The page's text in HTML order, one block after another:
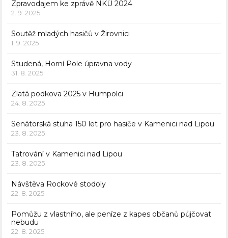
Zpravodajem ke zprávě NKÚ 2024
2. 9. 2025
Soutěž mladých hasičů v Žirovnici
1. 9. 2025
Studená, Horní Pole úpravna vody
31. 8. 2025
Zlatá podkova 2025 v Humpolci
24. 8. 2025
Senátorská stuha 150 let pro hasiče v Kamenici nad Lipou
23. 8. 2025
Tatrování v Kamenici nad Lipou
23. 8. 2025
Návštěva Rockové stodoly
22. 8. 2025
Pomůžu z vlastního, ale peníze z kapes občanů půjčovat
nebudu
22. 8. 2025